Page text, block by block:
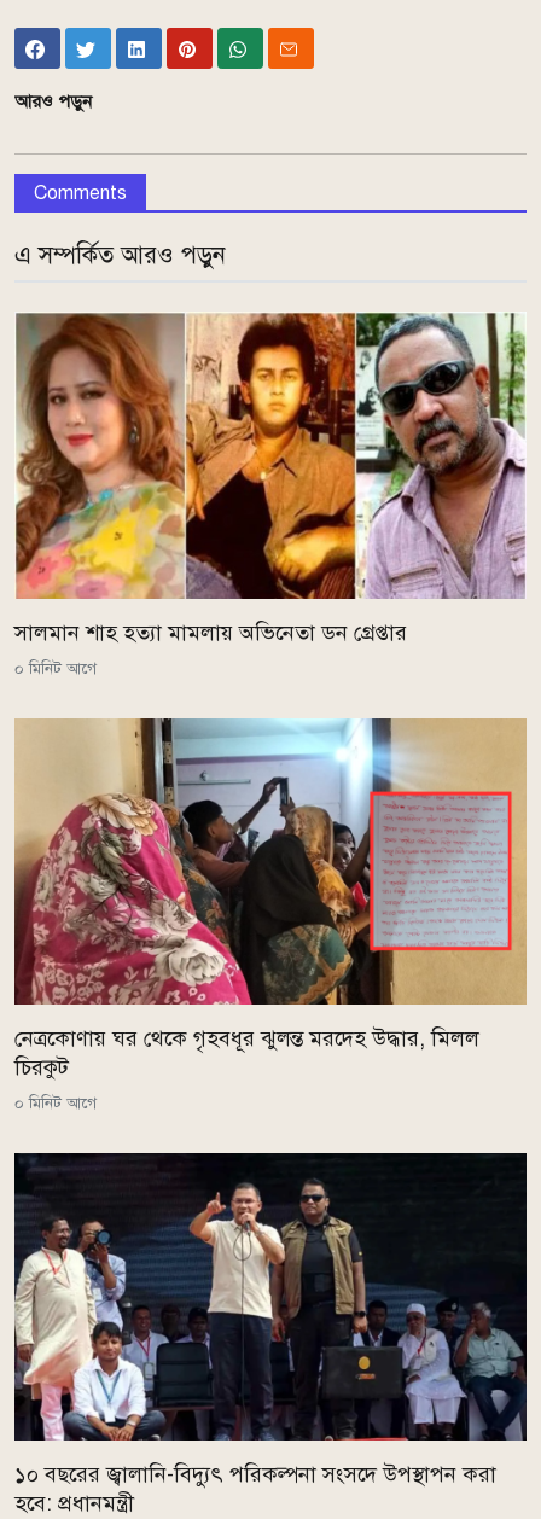
আরও পড়ুন
Comments
এ সম্পর্কিত আরও পড়ুন
সালমান শাহ হত্যা মামলায় অভিনেতা ডন গ্রেপ্তার
০ মিনিট আগে
নেত্রকোণায় ঘর থেকে গৃহবধূর ঝুলন্ত মরদেহ উদ্ধার, মিলল
চিরকুট
০ মিনিট আগে
১০ বছরের জ্বালানি-বিদ্যুৎ পরিকল্পনা সংসদে উপস্থাপন করা
হবে: প্রধানমন্ত্রী